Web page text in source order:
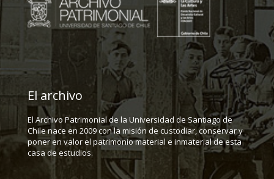
El archivo
El Archivo Patrimonial de la Universidad de Santiago de
Chile nace en 2009 con la misión de custodiar, conservar y
poner en valor el patrimonio material e inmaterial de esta
casa de estudios.